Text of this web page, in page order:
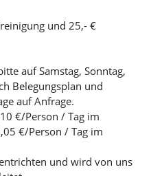
und 25,- €
auf Samstag, Sonntag,
Belegungsplan und
auf Anfrage.
€/Person / Tag im
€/Person / Tag im
und wird von uns